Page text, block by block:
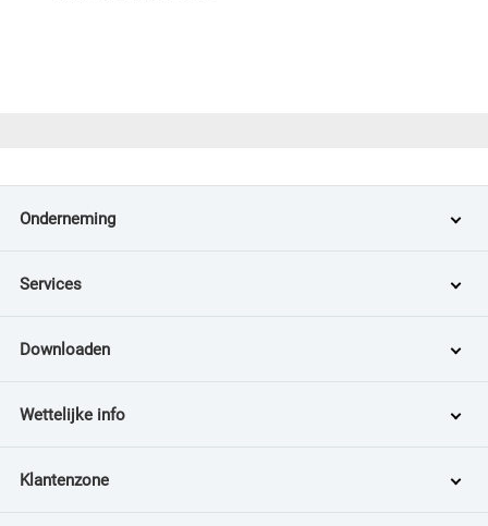
Onderneming
Services
Downloaden
Wettelijke info
Klantenzone